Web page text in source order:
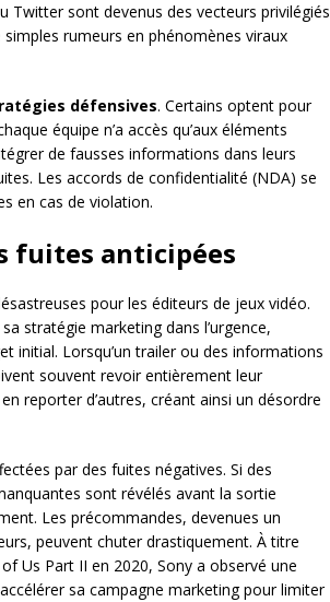
Twitter sont devenus des vecteurs privilégiés
rumeurs en phénomènes viraux
défensives. Certains optent pour
équipe n’a accès qu’aux éléments
de fausses informations dans leurs
Les accords de confidentialité (NDA) se
en cas de violation.
fuites anticipées
pour les éditeurs de jeux vidéo.
stratégie marketing dans l’urgence,
initial. Lorsqu’un trailer ou des informations
souvent revoir entièrement leur
reporter d’autres, créant ainsi un désordre
par des fuites négatives. Si des
sont révélés avant la sortie
Les précommandes, devenues un
peuvent chuter drastiquement. À titre
Us Part II en 2020, Sony a observé une
sa campagne marketing pour limiter